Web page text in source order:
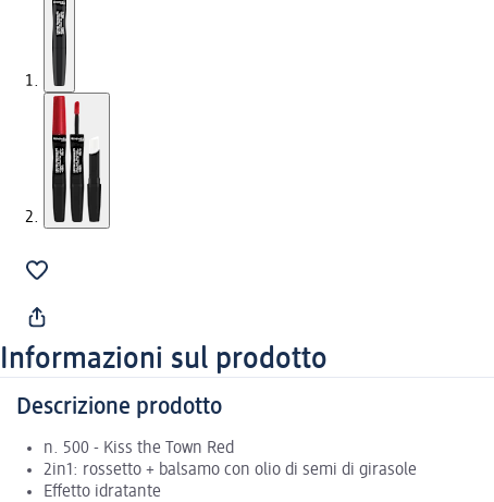
Informazioni sul prodotto
Descrizione prodotto
n. 500 - Kiss the Town Red
2in1: rossetto + balsamo con olio di semi di girasole
Effetto idratante